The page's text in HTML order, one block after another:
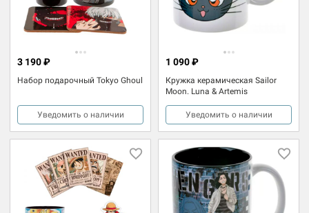
Набор подарочный Tokyo Ghoul
3 190 ₽
Уведомить о наличии
Кружка керамическая Sailor
Moon. Luna & Artemis
1 090 ₽
Уведомить о наличии